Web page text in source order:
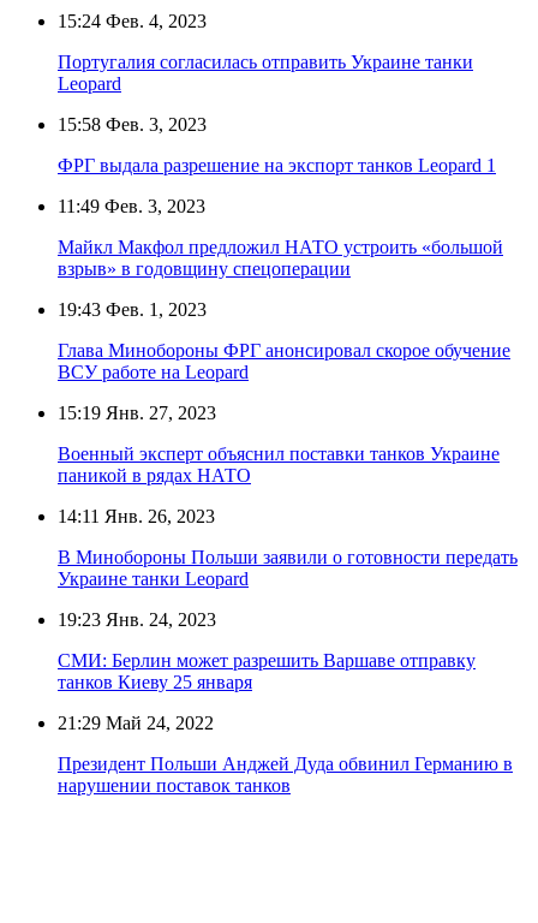
15:24 Фев. 4, 2023
Португалия согласилась отправить Украине танки
Leopard
15:58 Фев. 3, 2023
ФРГ выдала разрешение на экспорт танков Leopard 1
11:49 Фев. 3, 2023
Майкл Макфол предложил НАТО устроить «большой
взрыв» в годовщину спецоперации
19:43 Фев. 1, 2023
Глава Минобороны ФРГ анонсировал скорое обучение
ВСУ работе на Leopard
15:19 Янв. 27, 2023
Военный эксперт объяснил поставки танков Украине
паникой в рядах НАТО
14:11 Янв. 26, 2023
В Минобороны Польши заявили о готовности передать
Украине танки Leopard
19:23 Янв. 24, 2023
СМИ: Берлин может разрешить Варшаве отправку
танков Киеву 25 января
21:29 Май 24, 2022
Президент Польши Анджей Дуда обвинил Германию в
нарушении поставок танков